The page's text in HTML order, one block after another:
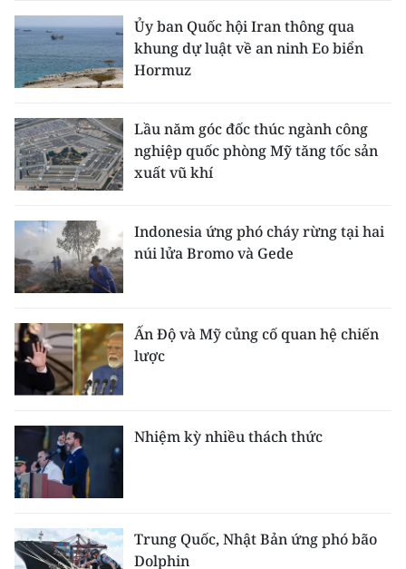
Ủy ban Quốc hội Iran thông qua
khung dự luật về an ninh Eo biển
Hormuz
Lầu năm góc đốc thúc ngành công
nghiệp quốc phòng Mỹ tăng tốc sản
xuất vũ khí
Indonesia ứng phó cháy rừng tại hai
núi lửa Bromo và Gede
Ấn Độ và Mỹ củng cố quan hệ chiến
lược
Nhiệm kỳ nhiều thách thức
Trung Quốc, Nhật Bản ứng phó bão
Dolphin